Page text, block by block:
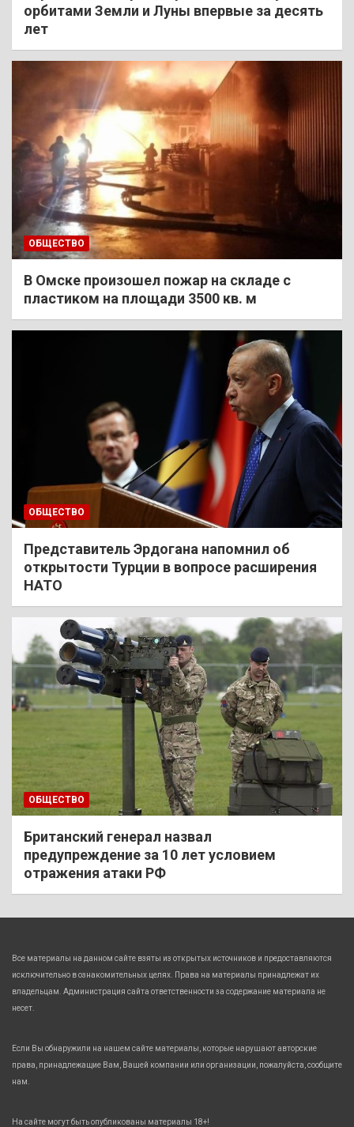
орбитами Земли и Луны впервые за десять
лет
ОБЩЕСТВО
В Омске произошел пожар на складе с
пластиком на площади 3500 кв. м
ОБЩЕСТВО
Представитель Эрдогана напомнил об
открытости Турции в вопросе расширения
НАТО
ОБЩЕСТВО
Британский генерал назвал
предупреждение за 10 лет условием
отражения атаки РФ
Все материалы на данном сайте взяты из открытых источников и предоставляются
исключительно в ознакомительных целях. Права на материалы принадлежат их
владельцам. Администрация сайта ответственности за содержание материала не
несет.
Если Вы обнаружили на нашем сайте материалы, которые нарушают авторские
права, принадлежащие Вам, Вашей компании или организации, пожалуйста, сообщите
нам.
На сайте могут быть опубликованы материалы 18+!